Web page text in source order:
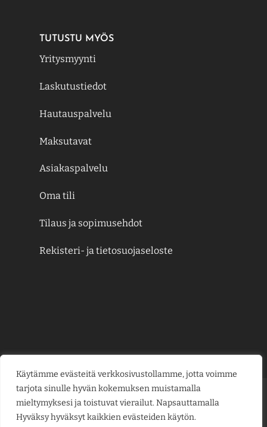
Käytämme evästeitä verkkosivustollamme, jotta voimme
tarjota sinulle hyvän kokemuksen muistamalla
mieltymyksesi ja toistuvat vierailut. Napsauttamalla
Hyväksy hyväksyt kaikkien evästeiden käytön.
TUTUSTU MYÖS
Yritysmyynti
Laskutustiedot
Hautauspalvelu
Maksutavat
Asiakaspalvelu
Oma tili
Tilaus ja sopimusehdot
Rekisteri- ja tietosuojaseloste
Credit
Card
MasterCard
Visa
Visa
KESÄJUHLAT LAHJAKORTIT